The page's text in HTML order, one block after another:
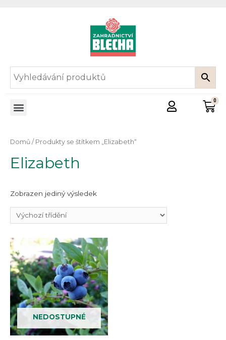
Domů / Produkty se štítkem „Elizabeth“
Elizabeth
Zobrazen jediný výsledek
NEDOSTUPNÉ